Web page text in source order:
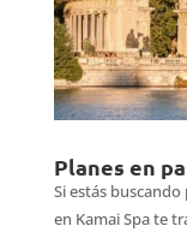
Planes en
Si estás
en Kamai Spa te